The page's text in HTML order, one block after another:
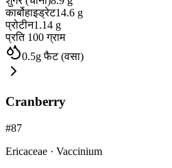
कार्बोहाइड्रेट14.6 g
प्रोटीन1.14 g
प्रति 100 ग्राम
0.5gफैट (वसा)
Cranberry
#87
Ericaceae · Vaccinium